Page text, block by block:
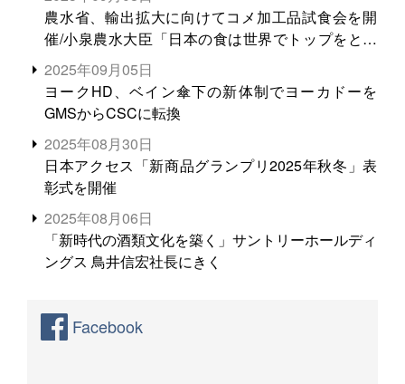
農水省、輸出拡大に向けてコメ加工品試食会を開
催/小泉農水大臣「日本の食は世界でトップをとれ
る。米増産に向けて、米輸出需要の拡大を」
2025年09月05日
ヨークHD、ベイン傘下の新体制でヨーカドーを
GMSからCSCに転換
2025年08月30日
日本アクセス「新商品グランプリ2025年秋冬」表
彰式を開催
2025年08月06日
「新時代の酒類文化を築く」サントリーホールディ
ングス 鳥井信宏社長にきく
Facebook